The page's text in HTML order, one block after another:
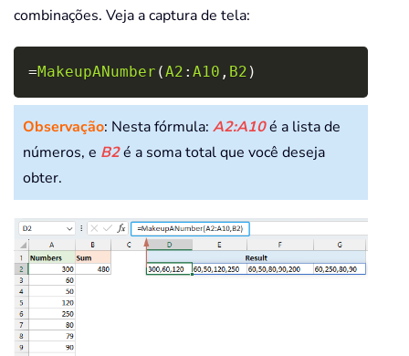
    MakeupANumber
=
Dim currentSum As Long , i
Dim remainingNumbers()
If (Not Not ArrTemp) <> 0 Then
For i = LBound(ArrTemp)
            currentSum
=
combinações. Veja a captura de tela:
=MakeupANumber (A2 : A10 , B2 )
Observação: Nesta fórmula: A2:A10é a lista de
números, e B2é a soma total que você deseja
obter.